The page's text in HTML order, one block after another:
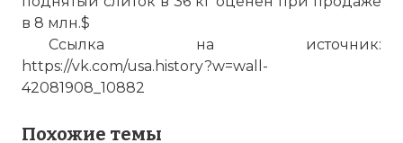
в 8 млн.$
Ссылка на источник:
https://vk.com/usa.history?w=wall-
42081908_10882
Похожие темы